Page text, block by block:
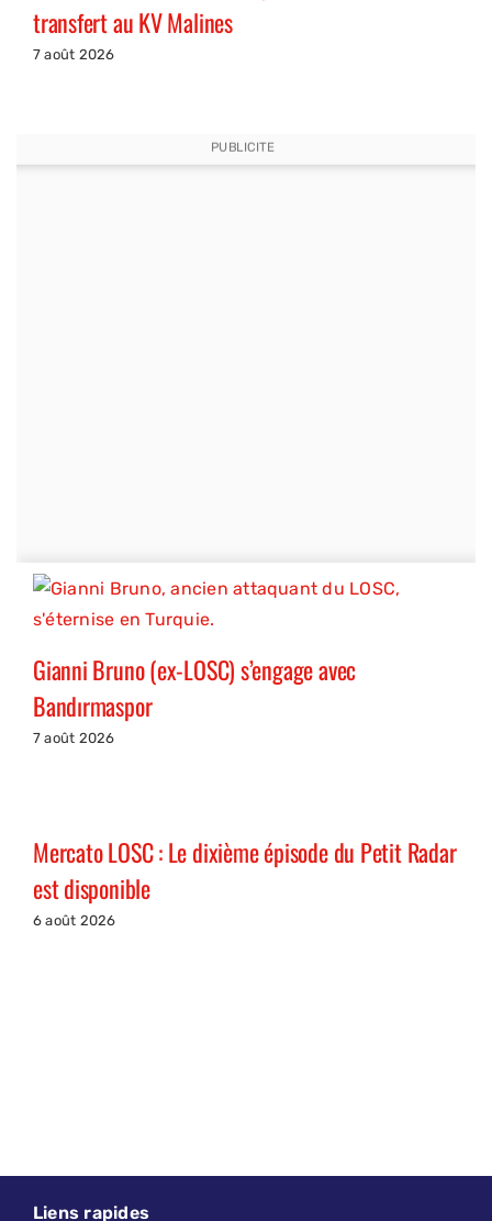
transfert au KV Malines
7 août 2026
PUBLICITE
Gianni Bruno (ex-LOSC) s’engage avec
Bandırmaspor
7 août 2026
Mercato LOSC : Le dixième épisode du Petit Radar
est disponible
6 août 2026
Liens rapides